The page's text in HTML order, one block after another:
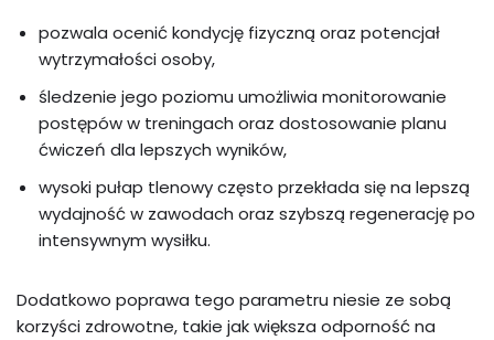
pozwala ocenić kondycję fizyczną oraz potencjał
wytrzymałości osoby,
śledzenie jego poziomu umożliwia monitorowanie
postępów w treningach oraz dostosowanie planu
ćwiczeń dla lepszych wyników,
wysoki pułap tlenowy często przekłada się na lepszą
wydajność w zawodach oraz szybszą regenerację po
intensywnym wysiłku.
Dodatkowo poprawa tego parametru niesie ze sobą
korzyści zdrowotne, takie jak większa odporność na